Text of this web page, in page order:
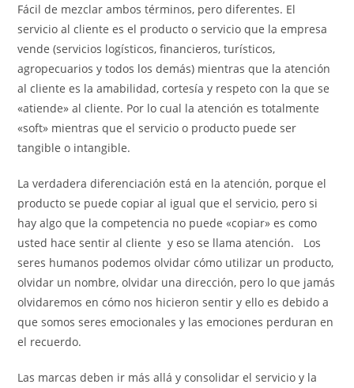
Fácil de mezclar ambos términos, pero diferentes. El
servicio al cliente es el producto o servicio que la empresa
vende (servicios logísticos, financieros, turísticos,
agropecuarios y todos los demás) mientras que la atención
al cliente es la amabilidad, cortesía y respeto con la que se
«atiende» al cliente. Por lo cual la atención es totalmente
«soft» mientras que el servicio o producto puede ser
tangible o intangible.
La verdadera diferenciación está en la atención, porque el
producto se puede copiar al igual que el servicio, pero si
hay algo que la competencia no puede «copiar» es como
usted hace sentir al cliente y eso se llama atención. Los
seres humanos podemos olvidar cómo utilizar un producto,
olvidar un nombre, olvidar una dirección, pero lo que jamás
olvidaremos en cómo nos hicieron sentir y ello es debido a
que somos seres emocionales y las emociones perduran en
el recuerdo.
Las marcas deben ir más allá y consolidar el servicio y la